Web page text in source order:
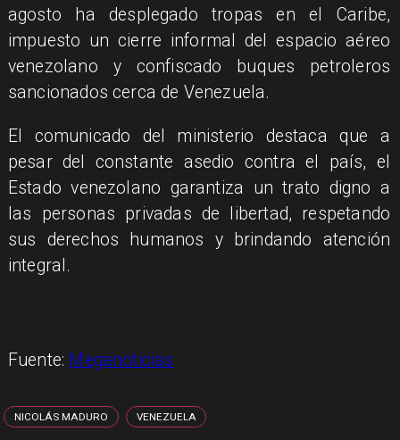
agosto ha desplegado tropas en el Caribe,
impuesto un cierre informal del espacio aéreo
venezolano y confiscado buques petroleros
sancionados cerca de Venezuela.
El comunicado del ministerio destaca que a
pesar del constante asedio contra el país, el
Estado venezolano garantiza un trato digno a
las personas privadas de libertad, respetando
sus derechos humanos y brindando atención
integral.
Fuente: Meganoticias
NICOLÁS MADURO VENEZUELA